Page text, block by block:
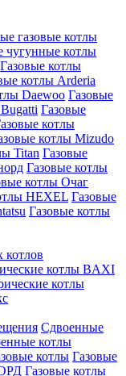
газовые котлы
чугунные котлы
Газовые котлы
котлы Arderia
Daewoo Газовые
Газовые
котлы
котлы Mizudo
Titan Газовые
Газовые котлы
котлы Очаг
HEXEL Газовые
Газовые котлы
котлов
котлы BAXI
котлы
Сдвоенные
котлы
котлы Газовые
Газовые котлы